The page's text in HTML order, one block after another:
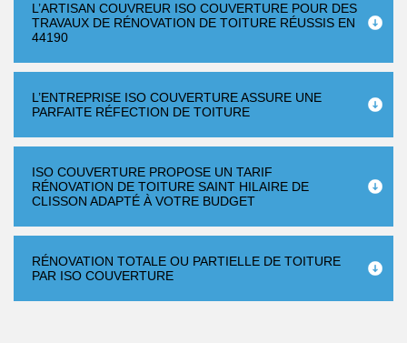
L’ARTISAN COUVREUR ISO COUVERTURE POUR DES
TRAVAUX DE RÉNOVATION DE TOITURE RÉUSSIS EN
44190
L’ENTREPRISE ISO COUVERTURE ASSURE UNE
PARFAITE RÉFECTION DE TOITURE
ISO COUVERTURE PROPOSE UN TARIF
RÉNOVATION DE TOITURE SAINT HILAIRE DE
CLISSON ADAPTÉ À VOTRE BUDGET
RÉNOVATION TOTALE OU PARTIELLE DE TOITURE
PAR ISO COUVERTURE